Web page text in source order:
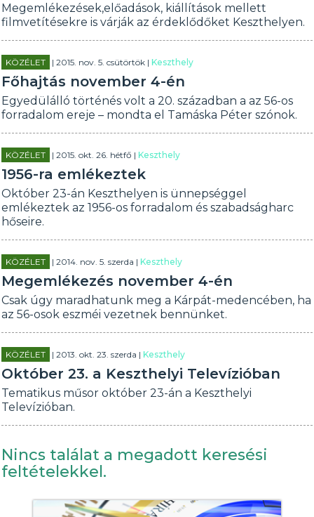
Megemlékezések,előadások, kiállítások mellett
filmvetítésekre is várják az érdeklődőket Keszthelyen.
KÖZÉLET | 2015. nov. 5. csütörtök |Keszthely
Főhajtás november 4-én
Egyedülálló történés volt a 20. században a az 56-os
forradalom ereje – mondta el Tamáska Péter szónok.
KÖZÉLET | 2015. okt. 26. hétfő |Keszthely
1956-ra emlékeztek
Október 23-án Keszthelyen is ünnepséggel
emlékeztek az 1956-os forradalom és szabadságharc
hőseire.
KÖZÉLET | 2014. nov. 5. szerda |Keszthely
Megemlékezés november 4-én
Csak úgy maradhatunk meg a Kárpát-medencében, ha
az 56-osok eszméi vezetnek bennünket.
KÖZÉLET | 2013. okt. 23. szerda |Keszthely
Október 23. a Keszthelyi Televízióban
Tematikus műsor október 23-án a Keszthelyi
Televízióban.
Nincs találat a megadott keresési
feltételekkel.